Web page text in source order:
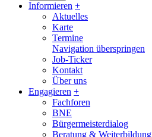
Informieren +
Aktuelles
Karte
Termine
Navigation überspringen
Job-Ticker
Kontakt
Über uns
Engagieren +
Fachforen
BNE
Bürgermeisterdialog
Beratung & Weiterbildung